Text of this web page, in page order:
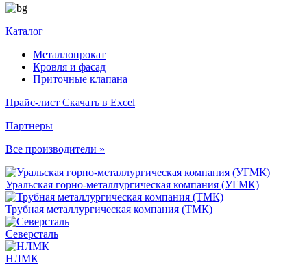
Каталог
Металлопрокат
Кровля и фасад
Приточные клапана
Прайс-лист Скачать в Excel
Партнеры
Все производители »
Уральская горно-металлургическая компания (УГМК)
Трубная металлургическая компания (ТМК)
Северсталь
НЛМК